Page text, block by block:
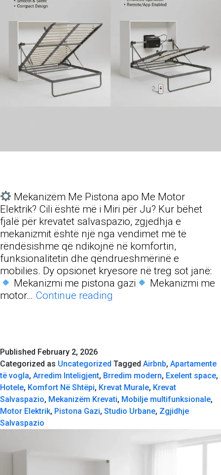
Mekanizëm Me Pistona apo Me Motor
Elektrik? Cili është më i Miri për Ju? Kur bëhet
fjalë për krevatet salvaspazio, zgjedhja e
mekanizmit është një nga vendimet më të
rëndësishme që ndikojnë në komfortin,
funksionalitetin dhe qëndrueshmërinë e
mobilies. Dy opsionet kryesore në treg sot janë:
Mekanizmi me pistona gazi
Mekanizmi me
motor… Continue reading
Elektrik?
Cili
është
më
Miri
Published February 2, 2026
Categorized as Uncategorized Tagged Airbnb, Apartamente
të vogla, Arredim Inteligjent, Brredim modern, Exelent space,
Hotele, Komfort Në Shtëpi, Krevat Murale, Krevat
Salvaspazio, Mekanizëm Krevati, Mobilje multifunksionale,
Motor Elektrik, Pistona Gazi, Studio Urbane, Zgjidhje
Salvaspazio